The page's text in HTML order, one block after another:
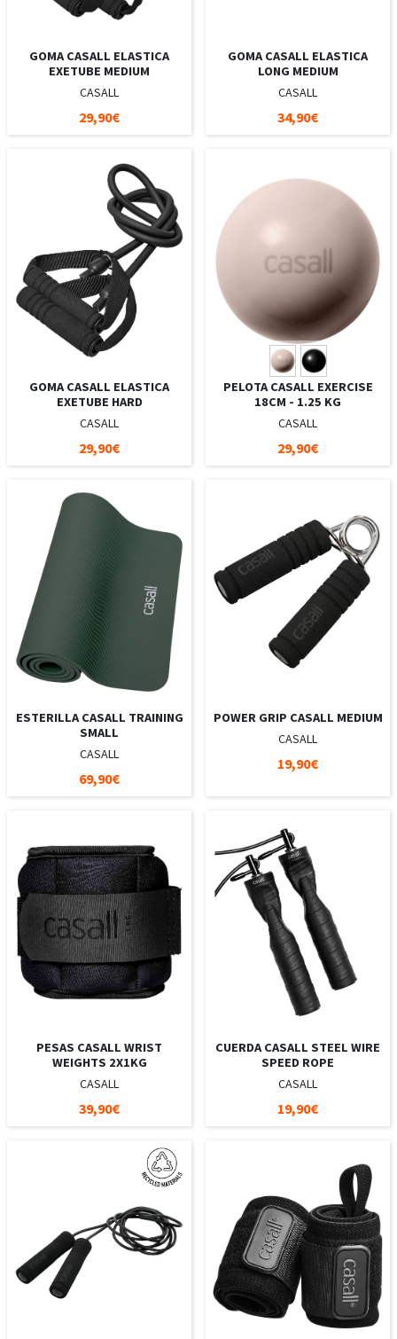
GOMA CASALL ELASTICA
EXETUBE MEDIUM
CASALL
29,90€
GOMA CASALL ELASTICA
LONG MEDIUM
CASALL
34,90€
GOMA CASALL ELASTICA
EXETUBE HARD
CASALL
29,90€
PELOTA CASALL EXERCISE
18CM - 1.25 KG
CASALL
29,90€
ESTERILLA CASALL TRAINING
SMALL
CASALL
69,90€
POWER GRIP CASALL MEDIUM
CASALL
19,90€
PESAS CASALL WRIST
WEIGHTS 2X1KG
CASALL
39,90€
CUERDA CASALL STEEL WIRE
SPEED ROPE
CASALL
19,90€